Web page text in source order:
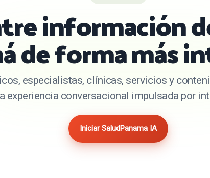
información
de forma más
especialistas, clínicas, servicios y
experiencia conversacional impulsada por
Iniciar SaludPanama IA